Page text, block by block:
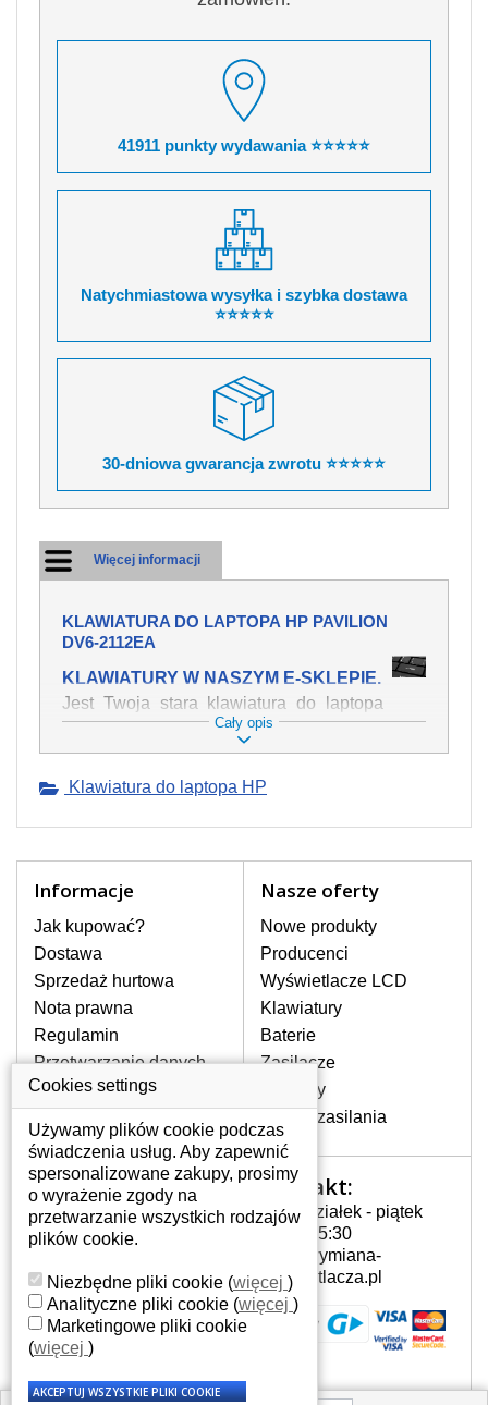
41911 punkty wydawania ⭐⭐⭐⭐⭐
Natychmiastowa wysyłka i szybka dostawa
⭐⭐⭐⭐⭐
30-dniowa gwarancja zwrotu ⭐⭐⭐⭐⭐
Więcej informacji
KLAWIATURA DO LAPTOPA HP PAVILION
DV6-2112EA
KLAWIATURY W NASZYM E-SKLEPIE.
Jest Twoja stara klawiatura do laptopa
HP Pavilion dv6-2112ea mechanicznie
uszkodzona, polałeś ją płynem, który
swojej pozycji? Kup nową klawiaturę,
Oferujemy oryginalne klawiatury w
stronie internetowej ją znajdziesz za
pomocy wyszukiwarki. Wystarczy znać
model laptopa. Przy każdej klawiaturze
nie może brakować szczególowe zdjęcie
do aktualnego stanu naszego magazynu.
W JAKI SPOSÓB MOŻE SIĘ
PRZEJAWIAĆ USTERKA
Częstymi objawami są pomijanie liter
czy wyświetlanie innych liter oraz
dublowanie tych samych znaków. W
przypadku podlicia klawisze nie
powrócą do pierwotnej pozycji. Albo
też uszkodzenie mechaniczne, np.
JAK TO DZIAŁA?
Klawiatura składa się z kilku
warstw folii, z których przewodzą
przewodzące warstwy.
Cały opis
Klawiatura do laptopa HP
Informacje
Jak kupować?
Dostawa
Sprzedaż hurtowa
Nota prawna
Regulamin
Przetwarzanie danych
osobowych
Gdzie nas znajdziesz
Nasze oferty
Nowe produkty
Producenci
Wyświetlacze LCD
Klawiatury
Baterie
Zasilacze
Zawiasy
Złącza zasilania
Twoje konto
Twoje konto
Dane osobowe
Adresy
Historia zamówień
Kontakt:
Poniedziałek - piątek
7:00 - 15:30
info@wymiana-
wyswietlacza.pl
Cookies settings
Używamy plików cookie podczas
świadczenia usług. Aby zapewnić
spersonalizowane zakupy, prosimy
o wyrażenie zgody na
przetwarzanie wszystkich rodzajów
plików cookie.
Niezbędne pliki cookie (więcej )
Analityczne pliki cookie (więcej )
Marketingowe pliki cookie
(więcej )